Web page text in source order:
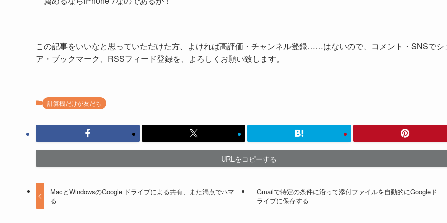
この記事をいいなと思っていただけた方、よければ高評価・チャンネル登録……はないので、コメント・SNSでシ
ア・ブックマーク、RSSフィード登録を、よろしくお願い致します。
計算機だけが友だち
URLをコピーする
MacとWindowsのGoogle ドライブによる共有、また濁点でハマ
る
Gmailで特定の条件に沿って添付ファイルを自動的にGoogleド
ライブに保存する